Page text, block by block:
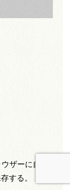
ザーに自分
する。